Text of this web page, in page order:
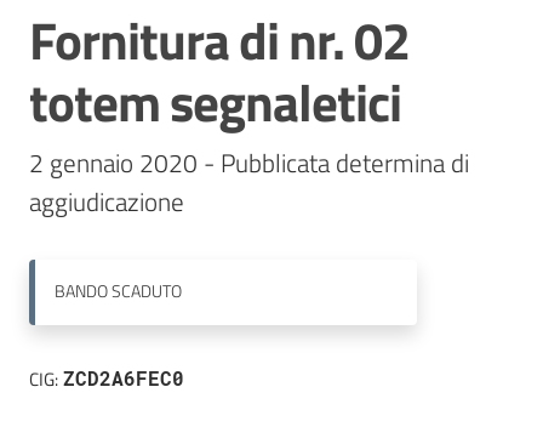
Stazioni
appaltanti
Contatti
Salta al contenuto
Fornitura di nr. 02
totem segnaletici
2 gennaio 2020 - Pubblicata determina di
aggiudicazione
BANDOSCADUTO
CIG:ZCD2A6FEC0